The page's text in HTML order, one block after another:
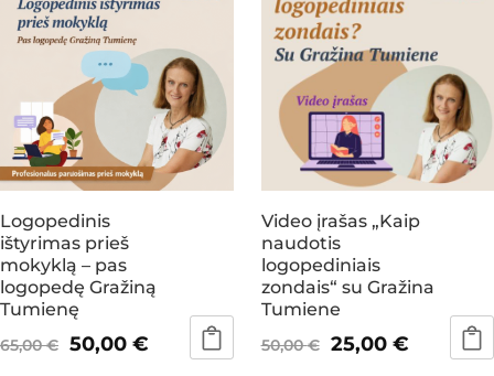
Logopedinis
ištyrimas prieš
mokyklą – pas
logopedę Gražiną
Tumienę
65,00€ Original
50,00 € Current
Video įrašas „Kaip
naudotis
logopediniais
zondais“ su Gražina
Tumiene
50,00€ Original
25,00 €Current